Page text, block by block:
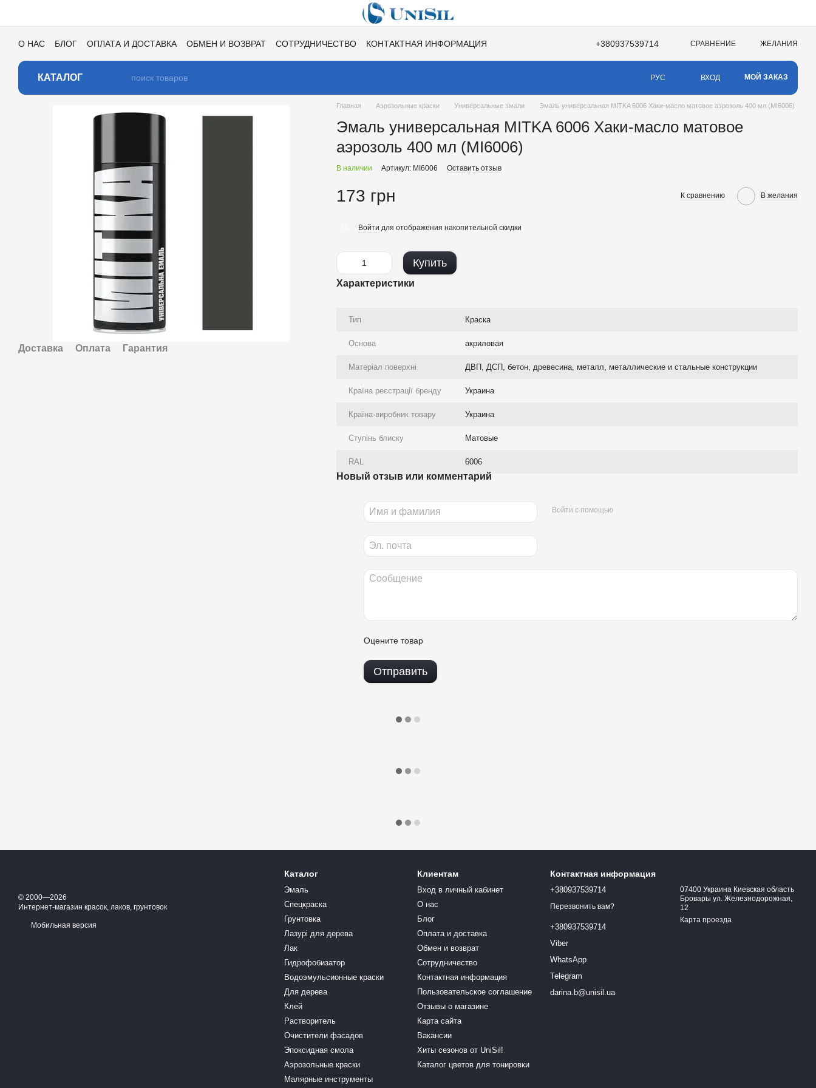
О НАС БЛОГ ОПЛАТА И ДОСТАВКА ОБМЕН И ВОЗВРАТ СОТРУДНИЧЕСТВО
КОНТАКТНАЯ ИНФОРМАЦИЯ
+380937539714 СРАВНЕНИЕ ЖЕЛАНИЯ
КАТАЛОГ РУС ВХОД МОЙ ЗАКАЗ
Доставка Оплата Гарантия
Главная Аэрозольные краски Универсальные эмали Эмаль универсальная MITKA 6006 Хаки-масло матовое аэрозоль 400 мл (MI6006)
Эмаль универсальная MITKA 6006 Хаки-масло матовое
аэрозоль 400 мл (MI6006)
В наличии Артикул: MI6006 Оставить отзыв
173 грн К сравнению В желания
Войти для отображения накопительной скидки
Купить
Характеристики
Тип Краска
Основа акриловая
Матеріал поверхні ДВП, ДСП, бетон, древесина, металл, металлические и стальные конструкции
Країна реєстрації бренду Украина
Країна-виробник товару Украина
Ступінь блиску Матовые
RAL 6006
Новый отзыв или комментарий
Войти с помощью
Оцените товар
Отправить
© 2000—2026
Интернет-магазин красок, лаков, грунтовок
Мобильная версия
Каталог
Эмаль
Спецкраска
Грунтовка
Лазурі для дерева
Лак
Гидрофобизатор
Водоэмульсионные краски
Для дерева
Клей
Растворитель
Очистители фасадов
Эпоксидная смола
Аэрозольные краски
Малярные инструменты
Клиентам
Вход в личный кабинет
О нас
Блог
Оплата и доставка
Обмен и возврат
Сотрудничество
Контактная информация
Пользовательское соглашение
Отзывы о магазине
Карта сайта
Вакансии
Хиты сезонов от UniSil!
Каталог цветов для тонировки
Контактная информация
+380937539714
Перезвонить вам?
+380937539714
Viber
WhatsApp
Telegram
darina.b@unisil.ua
07400 Украина Киевская область
Бровары ул. Железнодорожная,
12
Карта проезда